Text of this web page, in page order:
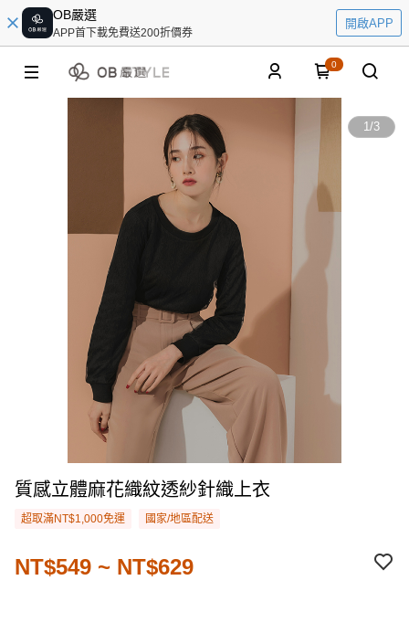
OB嚴選
APP首下載免費送200折價券
開啟APP
0
1/3
質感立體麻花織紋透紗針織上衣
超取滿NT$1,000免運 國家/地區配送
NT$549 ~ NT$629